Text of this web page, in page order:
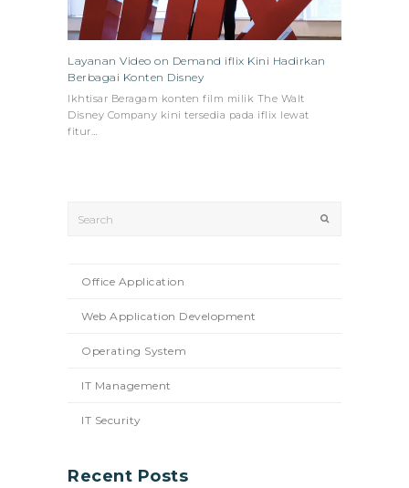
Layanan Video on Demand iflix Kini Hadirkan
Berbagai Konten Disney
Ikhtisar Beragam konten film milik The Walt
Disney Company kini tersedia pada iflix lewat
fitur…
Office Application
Web Application Development
Operating System
IT Management
IT Security
Recent Posts